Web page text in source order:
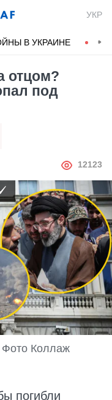
УКР
В УКРАИНЕ
отцом?
под
АВТОР
12123
Коллаж
погибли